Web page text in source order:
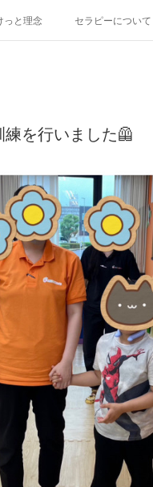
っと理念 セラピーについて
を行いました🦺